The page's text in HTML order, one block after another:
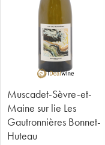
Muscadet-Sèvre-et-
Maine sur lie Les
Gautronnières Bonnet-
Huteau